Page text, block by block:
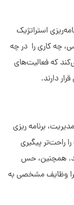
استراتژیک
چه کاری را در چه
که فعالیت‌های
دارند.
برنامه ریزی
راحت‌تر پیگیری
همچنین، حس
وظایف مشخصی به